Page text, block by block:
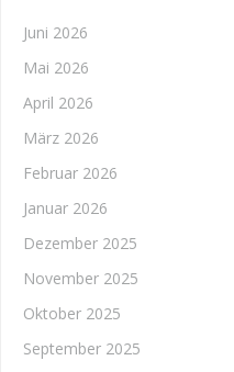
Juni 2026
Mai 2026
April 2026
März 2026
Februar 2026
Januar 2026
Dezember 2025
November 2025
Oktober 2025
September 2025